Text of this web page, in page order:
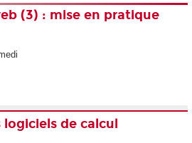
(3) : mise en pratique
de calcul